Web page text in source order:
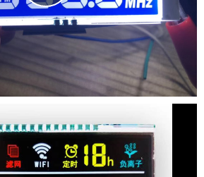
Video